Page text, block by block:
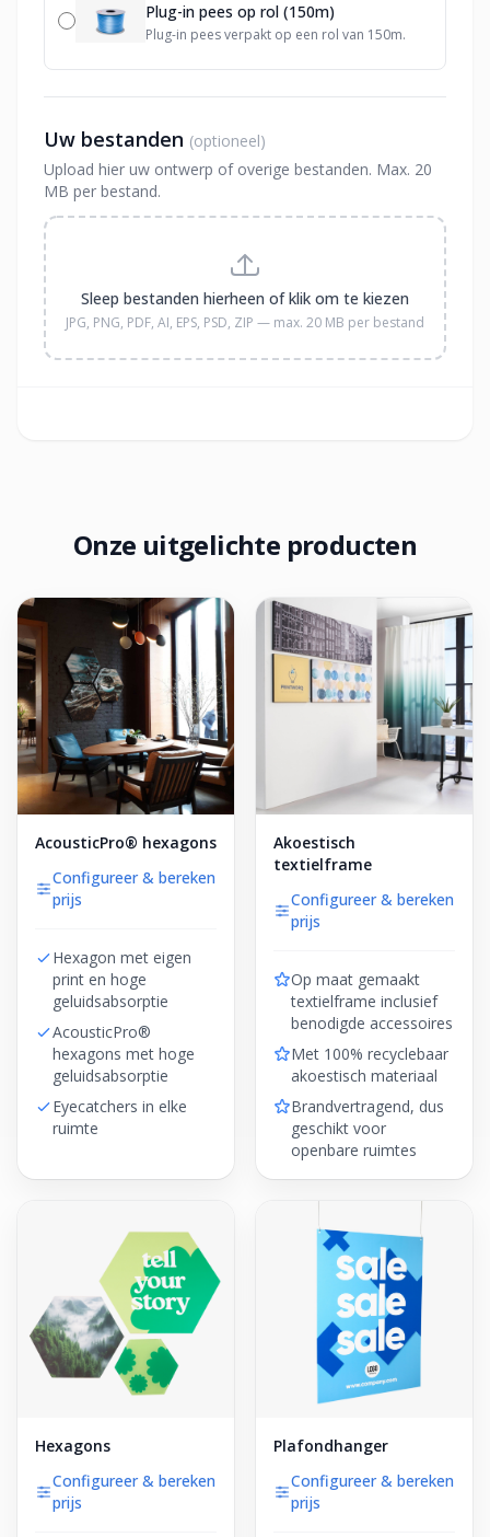
Plug-in pees op rol (150m)
Plug-in pees verpakt op een rol van 150m.
Uw bestanden (optioneel)
Upload hier uw ontwerp of overige bestanden. Max. 20
MB per bestand.
Sleep bestanden hierheen of klik om te kiezen
JPG, PNG, PDF, AI, EPS, PSD, ZIP — max. 20 MB per bestand
Onze uitgelichte producten
AcousticPro® hexagons
Configureer & bereken
prijs
Hexagon met eigen
print en hoge
geluidsabsorptie
AcousticPro®
hexagons met hoge
geluidsabsorptie
Eyecatchers in elke
ruimte
Akoestisch
textielframe
Configureer & bereken
prijs
Op maat gemaakt
textielframe inclusief
benodigde accessoires
Met 100% recyclebaar
akoestisch materiaal
Brandvertragend, dus
geschikt voor
openbare ruimtes
Hexagons
Configureer & bereken
prijs
Plafondhanger
Configureer & bereken
prijs